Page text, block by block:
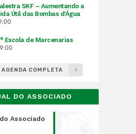
SKF – Aumentando a
Útil das Bombas d'Água
Escola de Marcenarias
AGENDA COMPLETA
DO ASSOCIADO
Associado